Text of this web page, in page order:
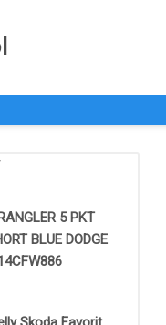
5 PKT
BLUE DODGE